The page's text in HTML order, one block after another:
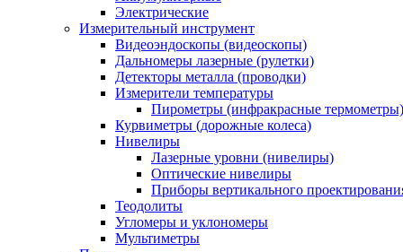
Электрические
Измерительный инструмент
Видеоэндоскопы (видеоскопы)
Дальномеры лазерные (рулетки)
Детекторы металла (проводки)
Измерители температуры
Пирометры (инфракрасные термометры)
Курвиметры (дорожные колеса)
Нивелиры
Лазерные уровни (нивелиры)
Оптические нивелиры
Приборы вертикального
Теодолиты
Угломеры и уклономеры
Мультиметры